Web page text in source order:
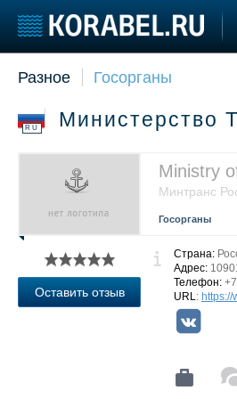
Судостроение
Новости
Репутация
Работа
Крюинг
Реклама
Торговая
Продажа
Изделия
Разное Госорганы
RU Министерство
Ministry
Минтранс
Госорганы
Оставить отзыв
Страна:
Адрес:
Телефон:
URL: https://